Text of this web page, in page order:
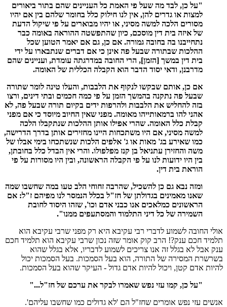
"על כן, לבד מה שעל פי האמת כל העניינים שהם בתור ביאורים
למצות או גדרים להן, אין לנו חילוק כלל בחומר שלהם בין אם יהיו
מסורים הלכה למשה מסיני, או יהיו מבוארים על פי שיקול הדעת
של איזה בית דין מוסכם, כיון שהתפשטה ההוראה באומה כבר
נתחייבנו בה בחובה גמורה. אם כן, גם אם יאמר הטוען שכל
ההלכות שבתורה שבעל פה אינן כי אם דברים שנתבארו על ידי
בית דין במשך [הזמן], הרי החובה במדרגתה עומדת, ועניינים שהם
מדרבנן, ודאי יסוד הדבר הוא הקבלה הכללית של האומה.
אם כן, אותם שבקשו לנקוף את הלבבות, והעלו טינה לומר שתורה
שבעל פה נתקנה בהמשך הזמן על פי כמה חכמים ובתי דינים, ורצו
בזה להחליש את הלבבות ולהרפות ידים בקיום תורה שבעל פה, לא
אהני להו ברמאותייהו מאומה. מפני שאין החיוב מיוסד כי אם מפני
קבלת כלל האומה. שהרי אפילו אותן ההלכות שנתקבלו הלכה
למשה מסיני, אם היו משתכחות היינו מחזירים אותן בדרך הדרישה,
כמו שאירע בג' מאות או ג' אלפים הלכות שנשתכחו בימי אבלו של
משה והחזירן עתניאל בן קנז מפלפולו. והרי אין הבדל כלל בחובתן,
בין היו ידועות לנו על פי הקבלה הראשונה, ובין היו מסורות על פי
הוראת בית דין.
ומזה נבא גם כן להשכיל, שהרבה זחוחי הלב טעו במה שחשבו שמה
שאנו מאמינים בגדולתן של חז"ל בכלל הנמסר לנו מפיהם ז"ל: אם
הראשונים כמלאכים אנו כבני אדם וכו', שזהו היסוד לחובת
השמירה של כל דיני התלמוד והמסתעפים ממנו".
אולי החובה לשמוע לדברי רבי עקיבא היא רק מפני שרבי עקיבא הוא
תלמיד חכם ענק?! הרב קוק אומר שזה נכון שרבי עקיבא הוא תלמיד חכם
ענק אבל לא בגלל זה אנו צריכים לשמוע לדבריו, אלא בגלל שהוא
בשרשרת המסירה של התורה, הוא בעל הסמכות. בעל הסמכות יכול
להיות אדם קטן, ויכול להיות אדם גדול - העיקר שהוא בעל הסמכות.
"על כן, קמו עזי נפש שאמרו לבקר את ערכם של חז"ל..."
אנשים עזי נפש אומרים שחז"ל הם 'לא גדולים כמו שחשבו עליהם'.